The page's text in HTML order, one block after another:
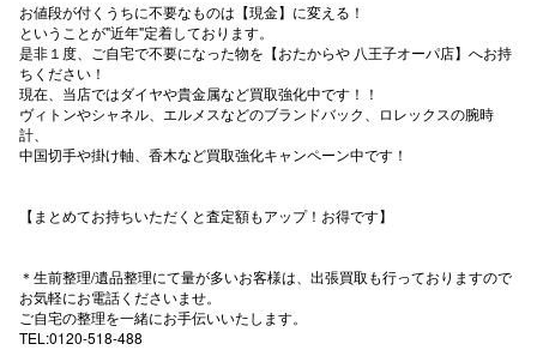
お値段が付くうちに不要なものは【現金】に変える！
ということが"近年"定着しております。
是非１度、ご自宅で不要になった物を【おたからや 八王子オーパ店】へお持
ちください！
現在、当店ではダイヤや貴金属など買取強化中です！！
ヴィトンやシャネル、エルメスなどのブランドバック、ロレックスの腕時
計、
中国切手や掛け軸、香木など買取強化キャンペーン中です！
【まとめてお持ちいただくと査定額もアップ！お得です】
＊生前整理/遺品整理にて量が多いお客様は、出張買取も行っておりますので
お気軽にお電話くださいませ。
ご自宅の整理を一緒にお手伝いいたします。
TEL:0120-518-488
仙台フォ